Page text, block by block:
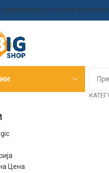
ПРАВИЛА И УСЛОВИ ЗА
Цена